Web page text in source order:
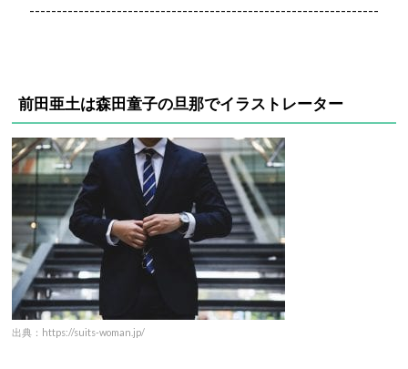
----------------------------------------------------------------
前田亜土は森田童子の旦那でイラストレーター
出典：https://suits-woman.jp/